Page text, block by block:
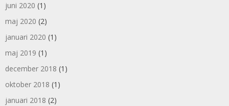
juni 2020 (1)
maj 2020 (2)
januari 2020 (1)
maj 2019 (1)
december 2018 (1)
oktober 2018 (1)
januari 2018 (2)